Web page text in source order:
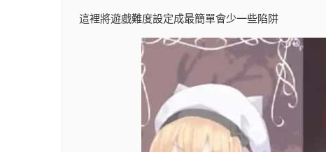
這裡將遊戲難度設定成最簡單會少一些陷阱